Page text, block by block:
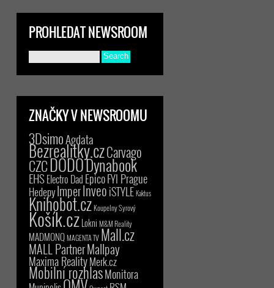
PROHLEDAT NEWSROOM
ZNAČKY V NEWSROOMU
3DsimoAgdata
Bezrealitky.czCarvago
CZCDODODynabook
EHSElectro Dad EpicoFYI Prague
HedepyImperInveoiSTYLE Kaktus
Knihobot.czKoupelny Syrový
Košík.czLokni M&M Reality
MADMONQMAGENTA TV Mall.cz
MALL PartnerMallpay
Maxima RealityMerk.cz
Mobilní rozhlasMonitora